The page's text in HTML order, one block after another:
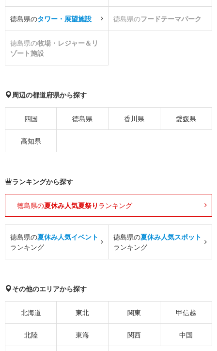
徳島県のタワー・展望施設 徳島県のフードテーマパーク
徳島県の牧場・レジャー＆リ
ゾート施設
周辺の都道府県から探す
四国 徳島県 香川県 愛媛県
高知県
ランキングから探す
徳島県の夏休み人気夏祭り ランキング
徳島県の夏休み人気イベント
ランキング
徳島県の夏休み人気スポット
ランキング
その他のエリアから探す
北海道 東北 関東 甲信越
北陸 東海 関西 中国